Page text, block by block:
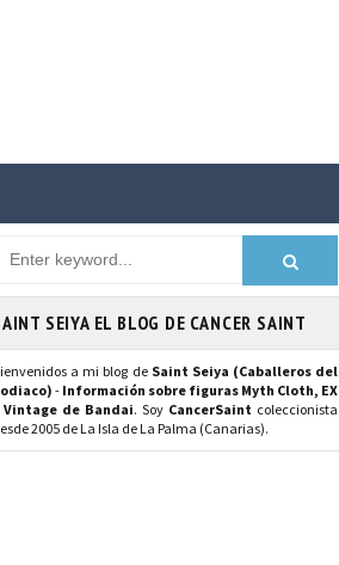
SEIYA EL BLOG DE CANCER SAINT
a mi blog de Saint Seiya (Caballeros del
- Información sobre figuras Myth Cloth, EX
Vintage de Bandai. Soy CancerSaint coleccionista
2005 de La Isla de La Palma (Canarias).